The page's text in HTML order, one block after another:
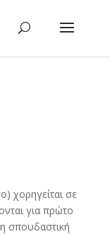
χορηγείται σε
για πρώτο
η σπουδαστική